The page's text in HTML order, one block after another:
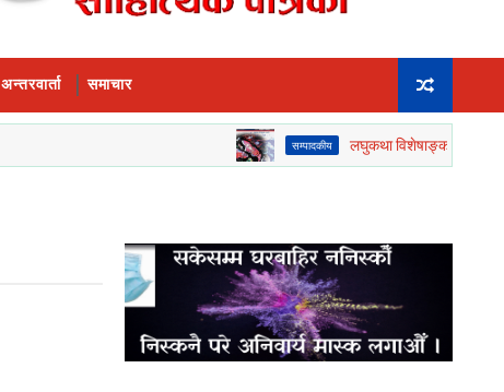
अन्तरवार्ता समाचार
सम्पादकीय लघुकथा विशेषाङ्कको